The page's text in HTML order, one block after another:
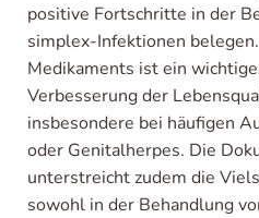
positive Fortschritte in der
simplex-Infektionen
Medikaments ist ein
Verbesserung der
insbesondere bei häufigen
oder Genitalherpes. Die
unterstreicht zudem die
sowohl in der Behandlung